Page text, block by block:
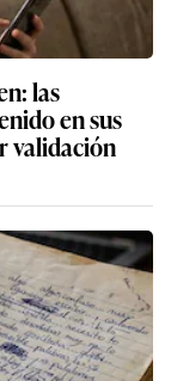
las
en sus
validación